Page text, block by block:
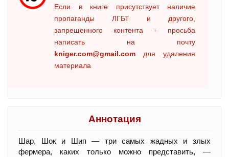
Если в книге присутствует наличие
пропаганды ЛГБТ и другого,
запрещенного контента - просьба
написать на почту
kniger.com@gmail.com для удаления
материала
Аннотация
Шар, Шок и Шип — три самых жадных и злых
фермера, каких только можно представить, —